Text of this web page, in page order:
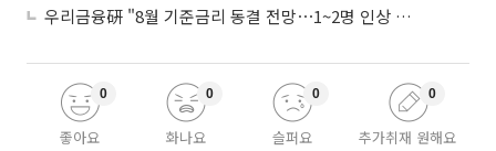
우리금융硏 "8월 기준금리 동결 전망⋯1~2명 인상 소수의견 낼 것"
좋아요
0
화나요
0
슬퍼요
0
추가취재 원해요
0